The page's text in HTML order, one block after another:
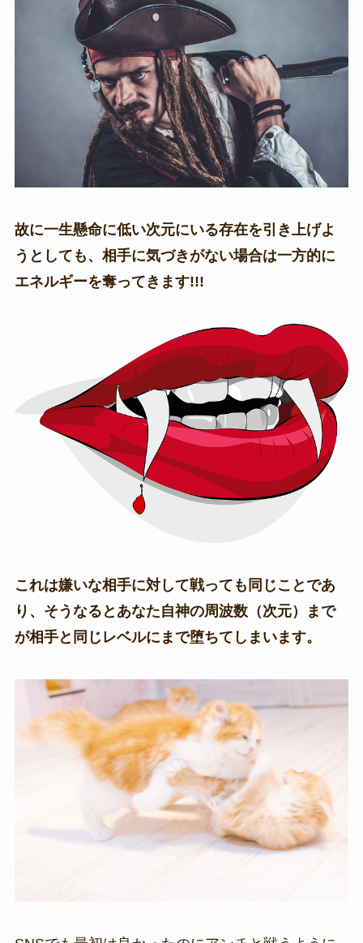
故に一生懸命に低い次元にいる存在を引き上げよ
うとしても、相手に気づきがない場合は一方的に
エネルギーを奪ってきます!!!
これは嫌いな相手に対して戦っても同じことであ
り、そうなるとあなた自神の周波数（次元）まで
が相手と同じレベルにまで堕ちてしまいます。